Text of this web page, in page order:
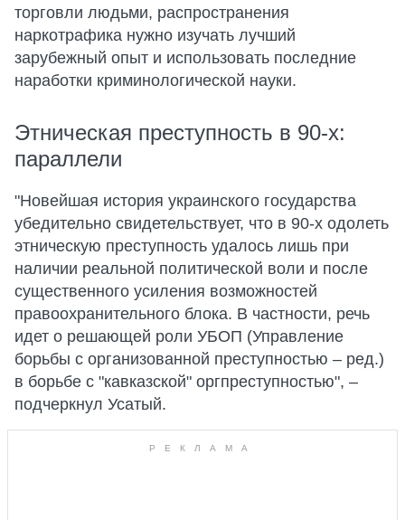
торговли людьми, распространения
наркотрафика нужно изучать лучший
зарубежный опыт и использовать последние
наработки криминологической науки.
Этническая преступность в 90-х:
параллели
"Новейшая история украинского государства
убедительно свидетельствует, что в 90-х одолеть
этническую преступность удалось лишь при
наличии реальной политической воли и после
существенного усиления возможностей
правоохранительного блока. В частности, речь
идет о решающей роли УБОП (Управление
борьбы с организованной преступностью – ред.)
в борьбе с "кавказской" оргпреступностью", –
подчеркнул Усатый.